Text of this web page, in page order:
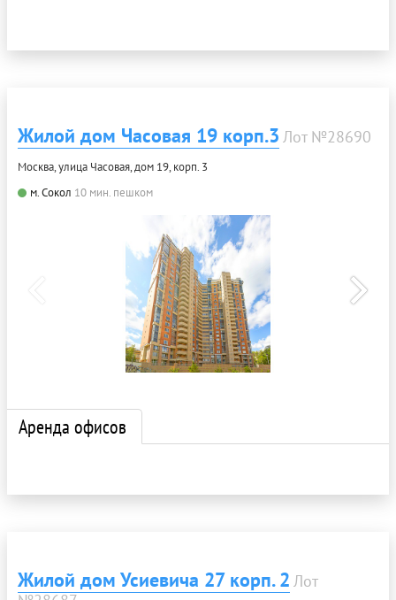
Жилой дом Часовая 19 корп.3 Лот №28690
Москва, улица Часовая, дом 19, корп. 3
м. Сокол 10 мин. пешком
Аренда офисов
Жилой дом Усиевича 27 корп. 2 Лот